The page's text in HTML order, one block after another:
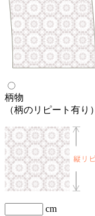
柄物
（柄のリピート有り）
cm